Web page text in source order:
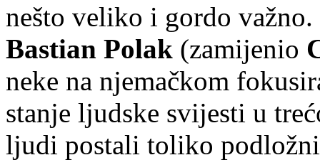
nešto veliko i gordo
Bastian Polak (zamijenio
neke na njemačkom
stanje ljudske svijesti u
ljudi postali toliko